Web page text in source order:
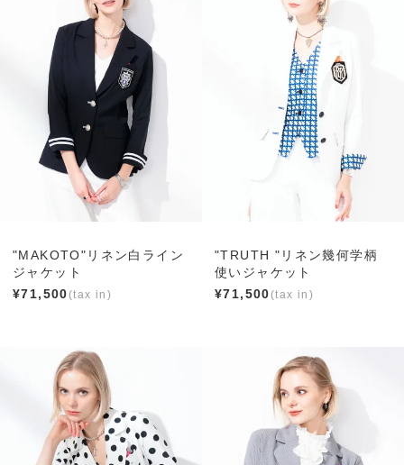
"MAKOTO"リネン白ライン
ジャケット
¥71,500
"TRUTH "リネン幾何学柄
使いジャケット
¥71,500